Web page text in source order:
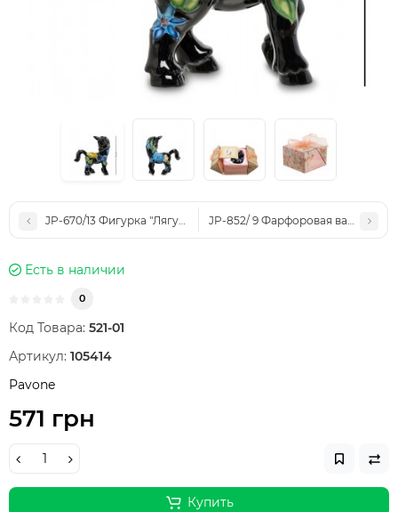
JP-670/13 Фигурка "Лягушка" (Pavone)JP-852/ 9 Фарфоровая вазочка
Есть в наличии
0
Код Товара: 521-01
Артикул: 105414
Pavone
571 грн
Купить